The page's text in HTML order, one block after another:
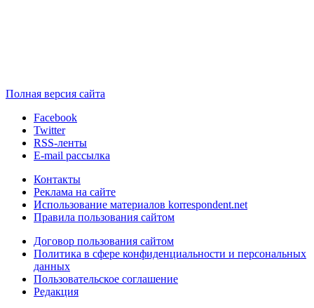
Полная версия сайта
Facebook
Twitter
RSS-ленты
E-mail рассылка
Контакты
Реклама на сайте
Использование материалов korrespondent.net
Правила пользования сайтом
Договор пользования сайтом
Политика в сфере конфиденциальности и персональных
данных
Пользовательское соглашение
Редакция